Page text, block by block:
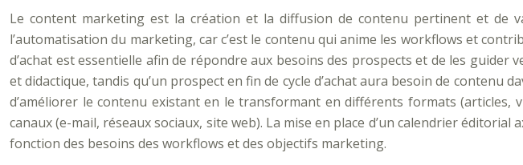
Le content marketing est la création et la diffusion de contenu pertinent et de
l’automatisation du marketing, car c’est le contenu qui anime les workflows et
d’achat est essentielle afin de répondre aux besoins des prospects et de les
et didactique, tandis qu’un prospect en fin de cycle d’achat aura besoin de
d’améliorer le contenu existant en le transformant en différents formats (articles,
canaux (e-mail, réseaux sociaux, site web). La mise en place d’un calendrier
fonction des besoins des workflows et des objectifs marketing.